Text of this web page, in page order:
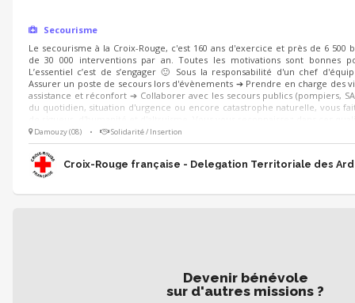
Secourisme
Le secourisme à la Croix-Rouge, c'est 160 ans d'exercice et près de 6 500
de 30 000 interventions par an. Toutes les motivations sont bonnes
L’essentiel c’est de s’engager 🙂 Sous la responsabilité d'un chef
Assurer un poste de secours lors d'évènements ➔ Prendre en charge des
assistance et réconfort ➔ Collaborer avec les secours publics (pompiers,
du quotidien, situation d'urgence ou encore catastrophe naturelle, vous
Damouzy (08) • Solidarité / Insertion
Croix-Rouge française - Delegation Territoriale des
Devenir bénévole
sur d'autres missions ?